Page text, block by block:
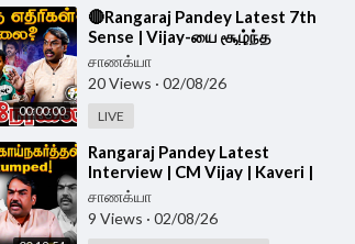
00:00:00
⁣🔴Rangaraj Pandey Latest 7th
Sense | Vijay-யை சூழ்ந்த
எதிரிகள்? | TVK | Cong | Rahul |
DMK | TN Govt
சாணக்யா
20 Views · 02/08/26
LIVE
⁣Rangaraj Pandey Latest
Interview | CM Vijay | Kaveri |
Karnataka | NEET | Stalin | DMK |
TVK | ADMK
சாணக்யா
9 Views · 02/08/26